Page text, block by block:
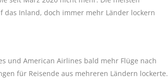
das Inland, doch immer mehr Länder lockern
und American Airlines bald mehr Flüge nach
für Reisende aus mehreren Ländern lockerte.